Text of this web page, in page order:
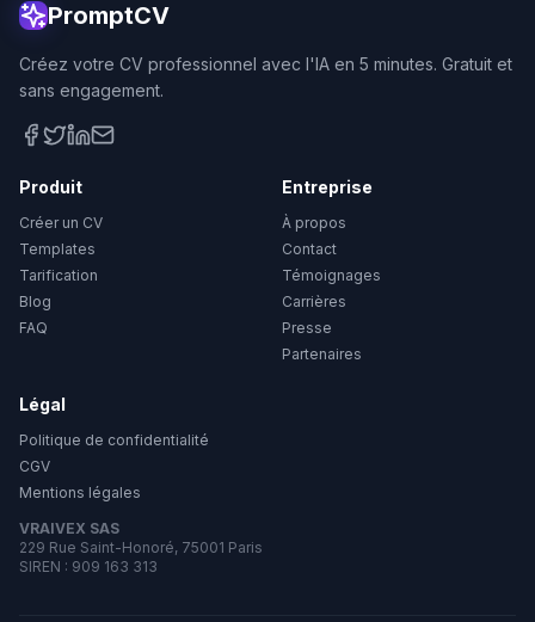
PromptCV
Créez votre CV professionnel avec l'IA en 5 minutes. Gratuit et
sans engagement.
Produit
Créer un CV
Templates
Tarification
Blog
FAQ
Entreprise
À propos
Contact
Témoignages
Carrières
Presse
Partenaires
Légal
Politique de confidentialité
CGV
Mentions légales
VRAIVEX SAS
229 Rue Saint-Honoré, 75001 Paris
SIREN : 909 163 313